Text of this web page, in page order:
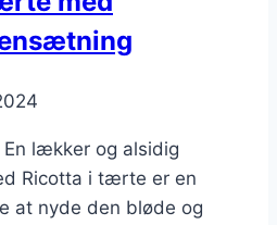
lækker og alsidig
Ricotta i tærte er en
at nyde den bløde og